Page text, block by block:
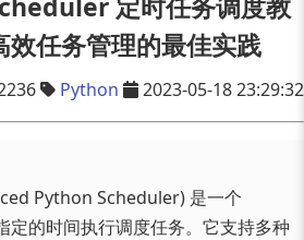
效任务管理的最佳实践
Python 2023-05-18 23:29:32
Python Scheduler) 是一个
定的时间执行调度任务。它支持多种